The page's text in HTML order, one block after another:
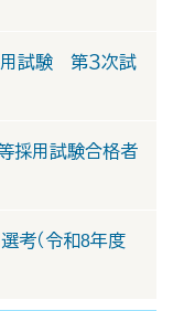
用試験 第３次試
採用試験合格者
考（令和8年度